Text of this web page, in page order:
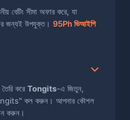
বেটিং সীমা অফার করে, যা
জন্যই উপযুক্ত। 95Ph ভিআইপি
করে Tongits-এ জিতুন,
কল করুন। আপনার কৌশল
করুন।